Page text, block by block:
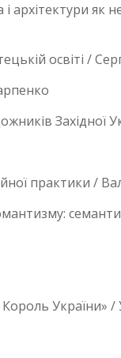
як
освіті /
Західної
практики /
України» /